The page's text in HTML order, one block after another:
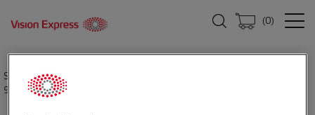
(0)
Strona główna|
90048G